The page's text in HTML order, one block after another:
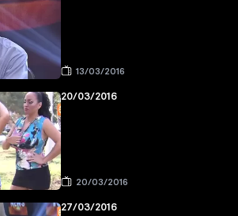
13/03/2016
20/03/2016
20/03/2016
27/03/2016